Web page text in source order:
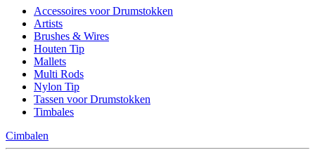
Accessoires voor Drumstokken
Artists
Brushes & Wires
Houten Tip
Mallets
Multi Rods
Nylon Tip
Tassen voor Drumstokken
Timbales
Cimbalen